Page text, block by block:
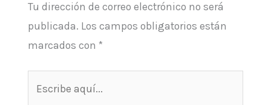
Tu dirección de correo electrónico no será
publicada. Los campos obligatorios están
marcados con *